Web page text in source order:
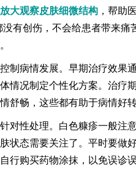
大观察皮肤细微结构，帮助
有创伤，不会给患者带来痛
制病情发展。早期治疗效果
情况制定个性化方案。治疗
舒畅，这些都有助于病情好转
对性处理。白色糠疹一般注
状态需要关注了。平时要做
购买药物涂抹，以免误诊